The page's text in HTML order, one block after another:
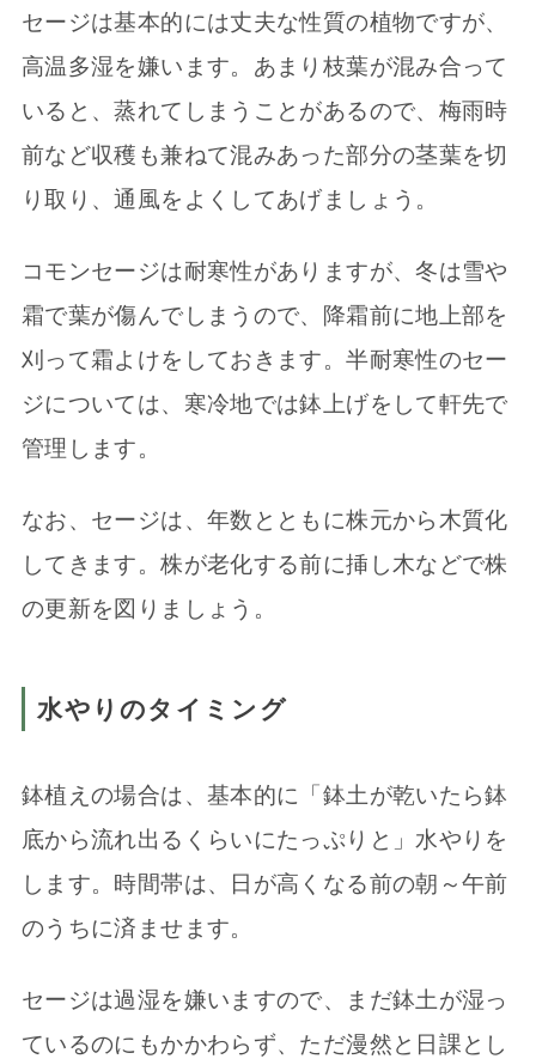
セージは基本的には丈夫な性質の植物ですが、
高温多湿を嫌います。あまり枝葉が混み合って
いると、蒸れてしまうことがあるので、梅雨時
前など収穫も兼ねて混みあった部分の茎葉を切
り取り、通風をよくしてあげましょう。
コモンセージは耐寒性がありますが、冬は雪や
霜で葉が傷んでしまうので、降霜前に地上部を
刈って霜よけをしておきます。半耐寒性のセー
ジについては、寒冷地では鉢上げをして軒先で
管理します。
なお、セージは、年数とともに株元から木質化
してきます。株が老化する前に挿し木などで株
の更新を図りましょう。
水やりのタイミング
鉢植えの場合は、基本的に「鉢土が乾いたら鉢
底から流れ出るくらいにたっぷりと」水やりを
します。時間帯は、日が高くなる前の朝～午前
のうちに済ませます。
セージは過湿を嫌いますので、まだ鉢土が湿っ
ているのにもかかわらず、ただ漫然と日課とし